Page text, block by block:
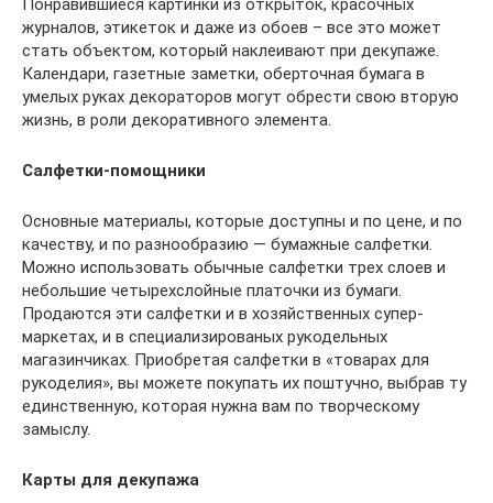
журналов, этикеток и даже из обоев – все это может
стать объектом, который наклеивают при декупаже.
Календари, газетные заметки, оберточная бумага в
умелых руках декораторов могут обрести свою вторую
жизнь, в роли декоративного элемента.
Салфетки-помощники
Основные материалы, которые доступны и по цене, и по
качеству, и по разнообразию — бумажные салфетки.
Можно использовать обычные салфетки трех слоев и
небольшие четырехслойные платочки из бумаги.
Продаются эти салфетки и в хозяйственных супер-
маркетах, и в специализированых рукодельных
магазинчиках. Приобретая салфетки в «товарах для
рукоделия», вы можете покупать их поштучно, выбрав ту
единственную, которая нужна вам по творческому
замыслу.
Карты для декупажа